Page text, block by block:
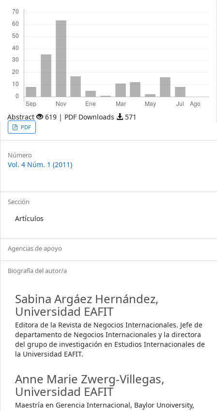
Abstract 619 | PDF Downloads 571
Article
Sidebar
PDF
Article
Details
Número
Vol. 4 Núm. 1 (2011)
Sección
Artículos
Agencias de apoyo
Biografía del autor/a
Sabina Argáez Hernández,
Universidad EAFIT
Editora de la Revista de Negocios Internacionales. Jefe de
departamento de Negocios Internacionales y la directora
del grupo de investigación en Estudios Internacionales de
la Universidad EAFIT.
Anne Marie Zwerg-Villegas,
Universidad EAFIT
Maestría en Gerencia Internacional, Baylor Unoiversity,